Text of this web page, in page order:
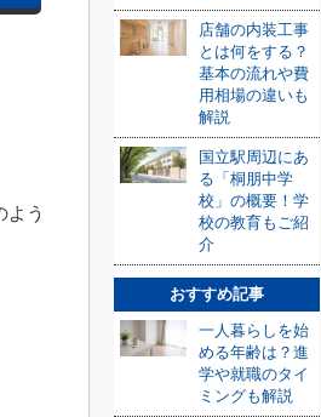
よう
店舗の内装工事
とは何をする？
基本の流れや費
用相場の違いも
解説
国立駅周辺にあ
る「桐朋中学
校」の概要！学
校の教育もご紹
介
おすすめ記事
一人暮らしを始
める年齢は？進
学や就職のタイ
ミングも解説